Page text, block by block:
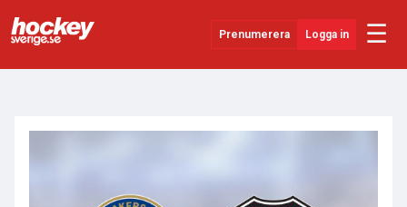
Prenumerera Logga in ☰